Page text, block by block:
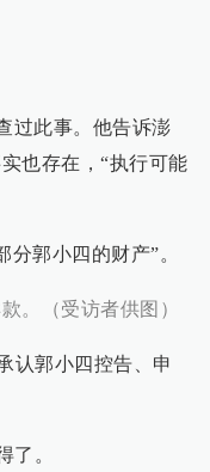
过此事。他告诉澎
也存在，“执行可能
郭小四的财产”。
。（受访者供图）
认郭小四控告、申
了。